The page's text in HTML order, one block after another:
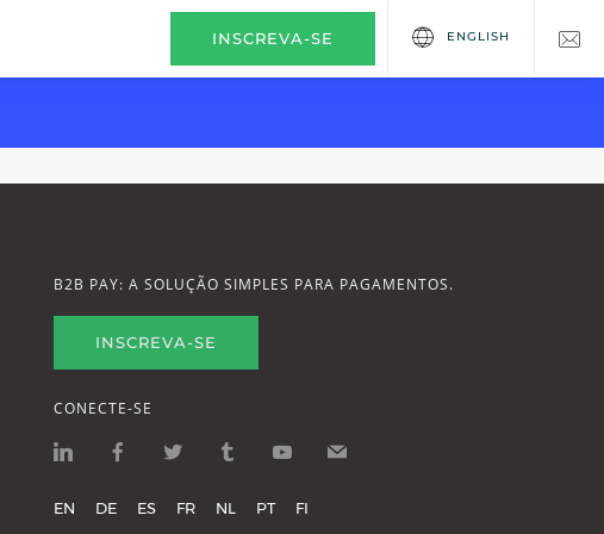
INSCREVA-SE ENGLISH
B2B PAY: A SOLUÇÃO SIMPLES PARA PAGAMENTOS.
INSCREVA-SE
CONECTE-SE
EN DE ES FR NL PT FI